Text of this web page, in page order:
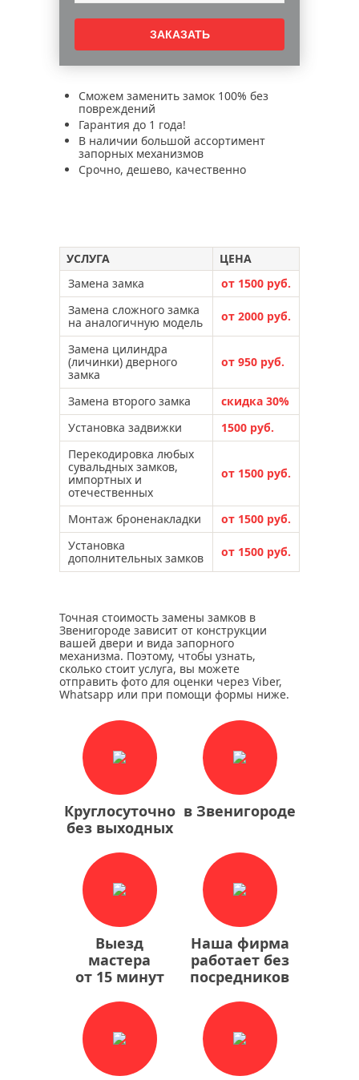
Сможем заменить замок 100% без
повреждений
Гарантия до 1 года!
В наличии большой ассортимент
запорных механизмов
Срочно, дешево, качественно
УСЛУГА
ЦЕНА
Замена замка
от 1500 руб.
Замена сложного замка
на аналогичную модель
от 2000 руб.
Замена цилиндра
(личинки) дверного
замка
от 950 руб.
Замена второго замка
скидка 30%
Установка задвижки
1500 руб.
Перекодировка любых
сувальдных замков,
импортных и
отечественных
от 1500 руб.
Монтаж броненакладки
от 1500 руб.
Установка
дополнительных замков
от 1500 руб.
Точная стоимость замены замков в
Звенигороде зависит от конструкции
вашей двери и вида запорного
механизма. Поэтому, чтобы узнать,
сколько стоит услуга, вы можете
отправить фото для оценки через Viber,
Whatsapp или при помощи формы ниже.
Круглосуточно
без выходных
в Звенигороде
Выезд
мастера
от 15 минут
Наша фирма
работает без
посредников